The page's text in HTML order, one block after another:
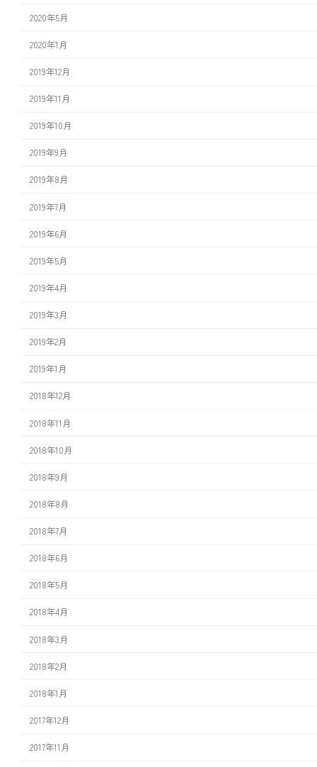
2020年5月
2020年1月
2019年12月
2019年11月
2019年10月
2019年9月
2019年8月
2019年7月
2019年6月
2019年5月
2019年4月
2019年3月
2019年2月
2019年1月
2018年12月
2018年11月
2018年10月
2018年9月
2018年8月
2018年7月
2018年6月
2018年5月
2018年4月
2018年3月
2018年2月
2018年1月
2017年12月
2017年11月